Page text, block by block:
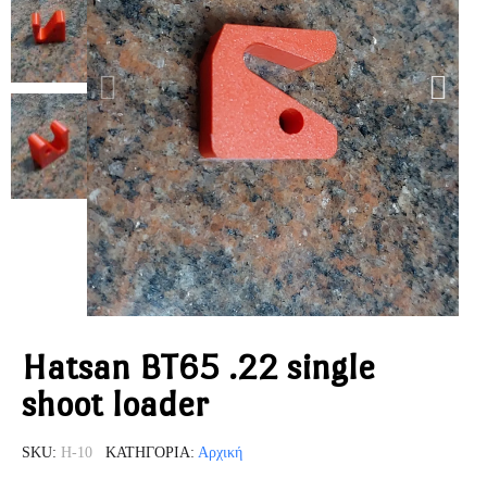
Hatsan BT65 .22 single
shoot loader
SKU H-10 ΚΑΤΗΓΟΡΊΑ Αρχική